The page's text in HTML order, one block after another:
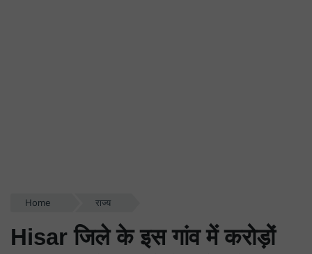
Home राज्य
Hisar जिले के इस गांव में करोड़ों